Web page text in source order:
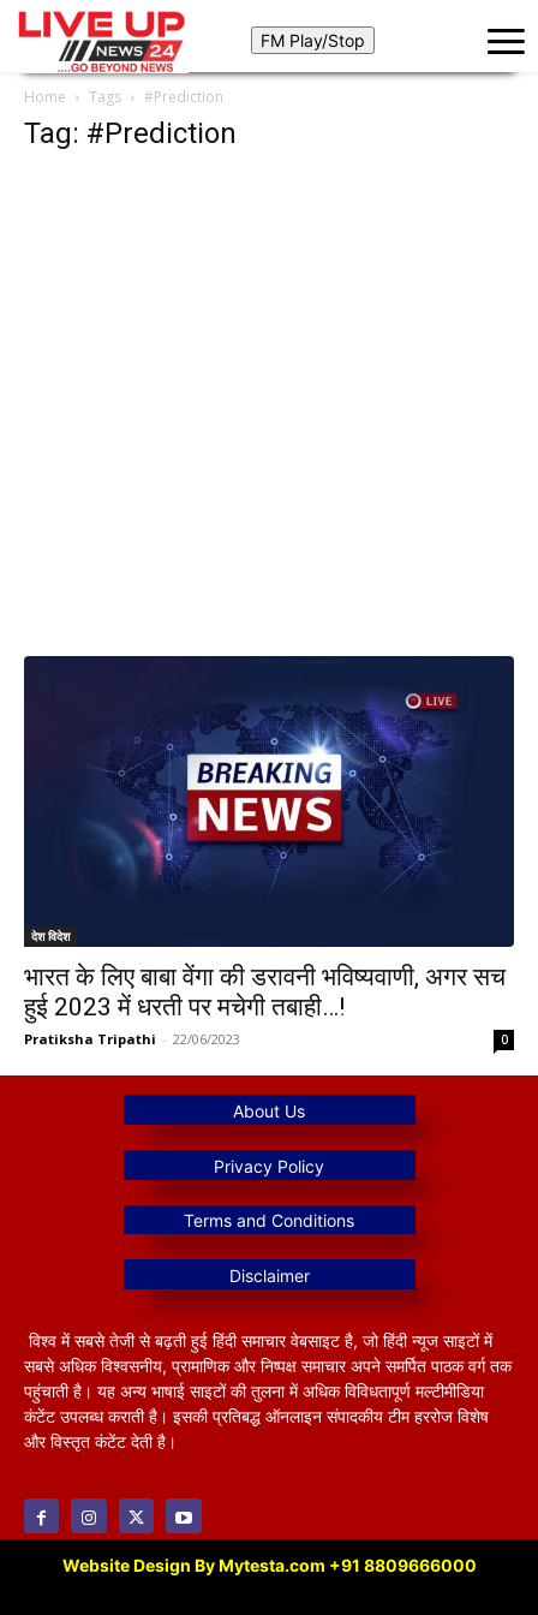
Home Tags #Prediction
Tag: #Prediction
देश विदेश
भारत के लिए बाबा वेंगा की डरावनी भविष्यवाणी, अगर सच
हुई 2023 में धरती पर मचेगी तबाही…!
Pratiksha Tripathi - 22/06/2023 0
विश्व में सबसे तेजी से बढ़ती हुई हिंदी समाचार वेबसाइट है, जो हिंदी न्यूज साइटों में
सबसे अधिक विश्वसनीय, प्रामाणिक और निष्पक्ष समाचार अपने समर्पित पाठक वर्ग तक
पहुंचाती है। यह अन्य भाषाई साइटों की तुलना में अधिक विविधतापूर्ण मल्टीमीडिया
कंटेंट उपलब्ध कराती है। इसकी प्रतिबद्ध ऑनलाइन संपादकीय टीम हररोज विशेष
और विस्तृत कंटेंट देती है।
Website Design By Mytesta.com +91 8809666000